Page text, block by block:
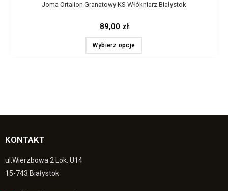
Joma Ortalion Granatowy KS Włókniarz Białystok
89,00 zł
Wybierz opcje
KONTAKT
ul.Wierzbowa 2 Lok. U14
15-743 Białystok